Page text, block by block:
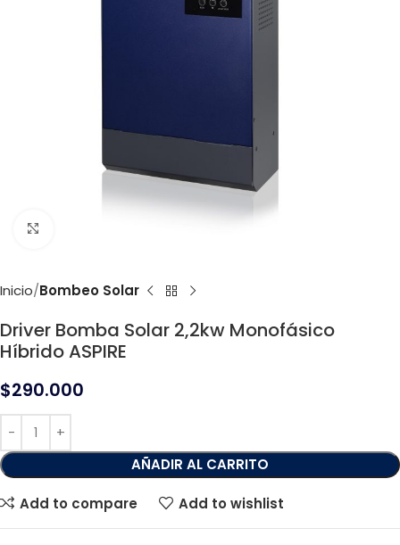
Inicio Bombeo Solar
Driver Bomba Solar 2,2kw Monofásico
Híbrido ASPIRE
$290.000
AÑADIR AL CARRITO
Add to compare Add to wishlist